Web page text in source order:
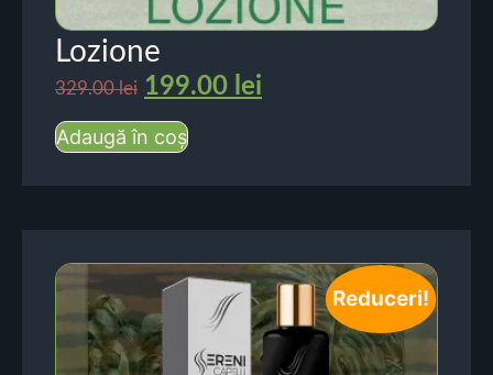
Lozione
329.00lei 199.00 lei
Adaugă în coș
Reduceri!